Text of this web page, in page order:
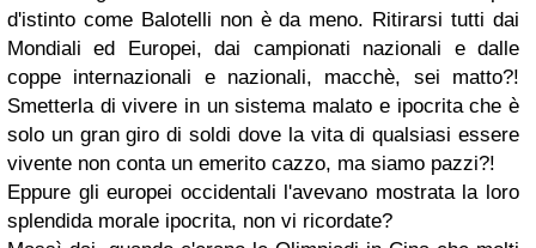
d'istinto come Balotelli non è da meno. Ritirarsi tutti dai
Mondiali ed Europei, dai campionati nazionali e dalle
coppe internazionali e nazionali, macchè, sei matto?!
Smetterla di vivere in un sistema malato e ipocrita che è
solo un gran giro di soldi dove la vita di qualsiasi essere
vivente non conta un emerito cazzo, ma siamo pazzi?!
Eppure gli europei occidentali l'avevano mostrata la loro
splendida morale ipocrita, non vi ricordate?